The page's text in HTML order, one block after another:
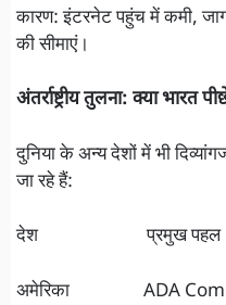
कारण: इंटरनेट पहुंच में कमी,
की सीमाएं।
अंतर्राष्ट्रीय तुलना: क्या भारत
दुनिया के अन्य देशों में भी
जा रहे हैं:
देश प्रमुख पहल
अमेरिका ADA